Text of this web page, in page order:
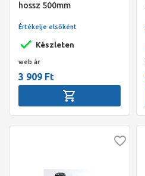
hossz 500mm
Készleten
Értékelje elsőként
web ár
3 909 Ft